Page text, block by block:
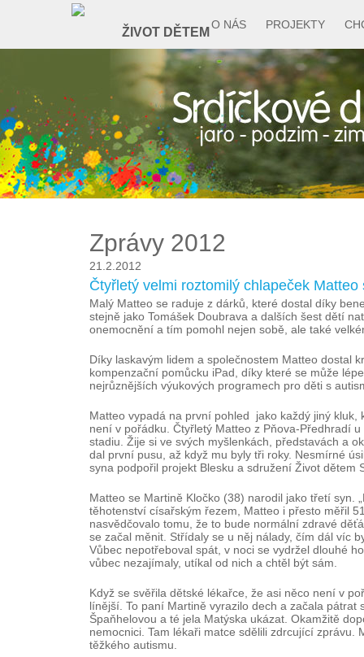
PROJEKTY
O NÁS
Zprávy 2012
21.2.2012
Čtyřletý velmi roztomilý chlapeček
Malý Matteo se raduje z dárků, které dostal díky
stejně jako Tomášek Doubrava a dalších šest dětí
onemocnění a tím pomohl nejen sobě, ale také
Díky laskavým lidem a společnostem Matteo dostal
kompenzační pomůcku iPad, díky které se může
nejrůznějších výukových programech pro děti s
Matteo vypadá na první pohled jako každý jiný
není v pořádku. Čtyřletý Matteo z Pňova-Předhradí
stadiu. Žije si ve svých myšlenkách, představách a
dal první pusu, až když mu byly tři roky. Nesmírné
syna podpořil projekt Blesku a sdružení Život dětem
Matteo se Martině Kločko (38) narodil jako třetí syn.
těhotenství císařským řezem, Matteo i přesto měřil
nasvědčovalo tomu, že to bude normální zdravé
se začal měnit. Střídaly se u něj nálady, čím dál víc
Vůbec nepotřeboval spát, v noci se vydržel dlouhé
vůbec nezajímaly, utíkal od nich a chtěl být sám.
Když se svěřila dětské lékařce, že asi něco není v
línější. To paní Martině vyrazilo dech a začala
Špaňhelovou a té jela Matýska ukázat. Okamžitě
nemocnici. Tam lékaři matce sdělili zdrcující zprávu.
těžkého autismu.